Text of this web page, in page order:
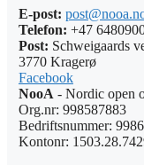
E-post:
Telefon: +47
Post: Schweigaards
3770 Kragerø
Facebook
NooA - Nordic open
Org.nr: 998587883
Bedriftsnummer:
Kontonr: